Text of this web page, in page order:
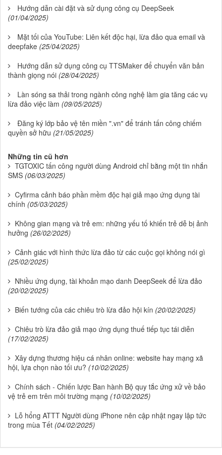
Hướng dẫn cài đặt và sử dụng công cụ DeepSeek
(01/04/2025)
Mặt tối của YouTube: Liên kết độc hại, lừa đảo qua email và
deepfake (25/04/2025)
Hướng dẫn sử dụng công cụ TTSMaker để chuyển văn bản
thành giọng nói (28/04/2025)
Làn sóng sa thải trong ngành công nghệ làm gia tăng các vụ
lừa đảo việc làm (09/05/2025)
Đăng ký lớp bảo vệ tên miền ".vn" để tránh tấn công chiếm
quyền sở hữu (21/05/2025)
Những tin cũ hơn
TGTOXIC tấn công người dùng Android chỉ bằng một tin nhắn
SMS (06/03/2025)
Cyfirma cảnh báo phần mềm độc hại giả mạo ứng dụng tài
chính (05/03/2025)
Không gian mạng và trẻ em: những yếu tố khiến trẻ dễ bị ảnh
hưởng (26/02/2025)
Cảnh giác với hình thức lừa đảo từ các cuộc gọi không nói gì
(25/02/2025)
Nhiều ứng dụng, tài khoản mạo danh DeepSeek để lừa đảo
(20/02/2025)
Biến tướng của các chiêu trò lừa đảo hội kín (20/02/2025)
Chiêu trò lừa đảo giả mạo ứng dụng thuế tiếp tục tái diễn
(17/02/2025)
Xây dựng thương hiệu cá nhân online: website hay mạng xã
hội, lựa chọn nào tối ưu? (10/02/2025)
Chính sách - Chiến lược Ban hành Bộ quy tắc ứng xử về bảo
vệ trẻ em trên môi trường mạng (10/02/2025)
Lỗ hổng ATTT Người dùng iPhone nên cập nhật ngay lập tức
trong mùa Tết (04/02/2025)